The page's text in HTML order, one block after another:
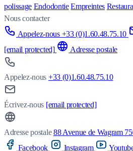
polissage Endodontie Empreintes
Nous contacter
Appelez-nous +33 (0)1.60.48.75.10
[email protected]
Adresse postale
Appelez-nous +33 (0)1.60.48.75.10
Écrivez-nous [email protected]
Adresse postale 88 Avenue de Wagram
Facebook
Instagram